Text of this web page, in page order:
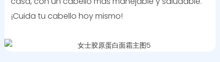
¡Cuida tu cabello hoy mismo!